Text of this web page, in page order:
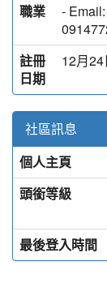
職業
-
註冊
日期
12月
社區訊息
個人主頁
頭銜等級
最後登入時間